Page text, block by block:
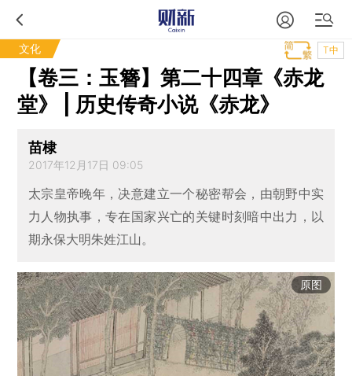
文化 T中
【卷三：玉簪】第二十四章《赤龙
堂》 | 历史传奇小说《赤龙》
苗棣
2017年12月17日 09:05
太宗皇帝晚年，决意建立一个秘密帮会，由朝野中实
力人物执事，专在国家兴亡的关键时刻暗中出力，以
期永保大明朱姓江山。
原图